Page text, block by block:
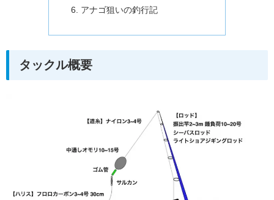
アナゴ狙いの釣行記
タックル概要